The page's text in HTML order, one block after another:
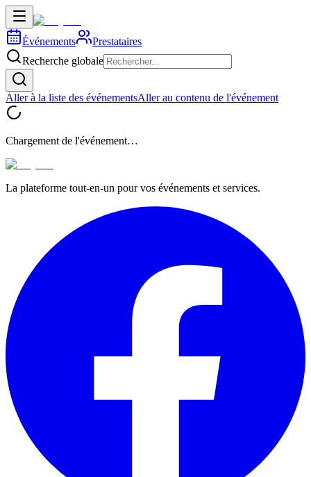
Événements
Prestataires
Recherche globale
Aller à la liste des événementsAller au contenu de l'événement
Chargement de l'événement…
La plateforme tout-en-un pour vos événements et services.